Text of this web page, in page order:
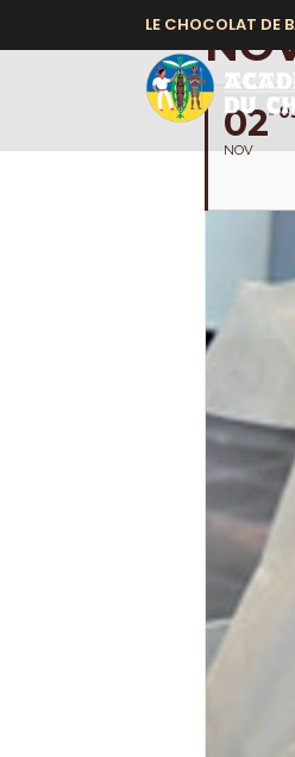
LE CHOCOLAT DE
02
NOV